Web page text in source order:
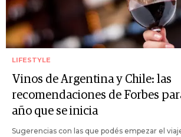
LIFESTYLE
Vinos de Argentina y Chile: las
recomendaciones de Forbes
año que se inicia
Sugerencias con las que podés empezar el